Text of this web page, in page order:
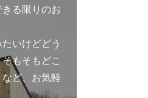
る限りのお
いけどどう
もそもどこ
ど、お気軽